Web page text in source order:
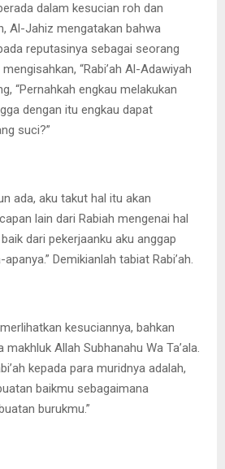
dalam kesucian roh dan
Al-Jahiz mengatakan bahwa
reputasinya sebagai seorang
“Rabi’ah Al-Adawiyah
“Pernahkah engkau melakukan
dengan itu engkau dapat
suci?”
ada, aku takut hal itu akan
lain dari Rabiah mengenai hal
dari pekerjaanku aku anggap
Demikianlah tabiat Rabi’ah.
kesuciannya, bahkan
Allah Subhanahu Wa Ta’ala.
kepada para muridnya adalah,
baikmu sebagaimana
burukmu.”